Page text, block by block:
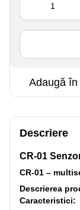
Adaugă
Descriere
CR-01
CR-01 –
Descrierea
Caracteristici: